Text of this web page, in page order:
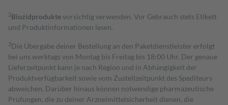
2Biozidproduktevorsichtig verwenden. Vor Gebrauch stets Etikett
und Produktinformationen lesen.
3Die Übergabe deiner Bestellung an den Paketdienstleister erfolgt
bei uns werktags von Montag bis Freitag bis 18:00 Uhr. Der genaue
Lieferzeitpunkt kann je nach Region und in Abhängigkeit der
Produktverfügbarkeit sowie vom Zustellzeitpunkt des Spediteurs
abweichen. Darüber hinaus können notwendige pharmazeutische
Prüfungen, die zu deiner Arzneimittelsicherheit dienen, die